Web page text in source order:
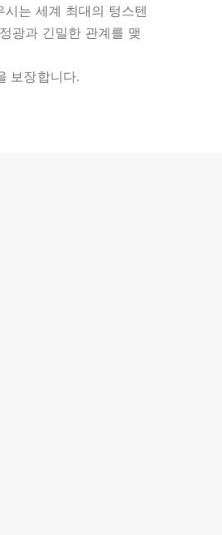
는 세계 최대의 텅스텐
광과 긴밀한 관계를 맺
보장합니다.